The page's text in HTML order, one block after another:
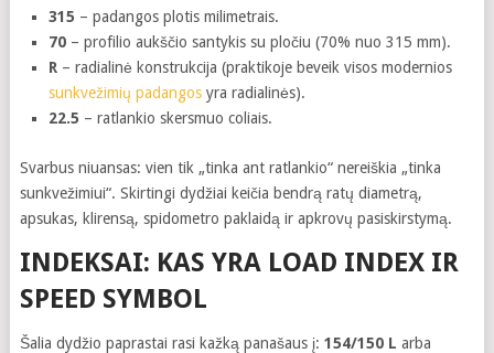
315 – padangos plotis milimetrais.
70 – profilio aukščio santykis su pločiu (70% nuo 315 mm).
R – radialinė konstrukcija (praktikoje beveik visos modernios
sunkvežimių padangos yra radialinės).
22.5 – ratlankio skersmuo coliais.
Svarbus niuansas: vien tik „tinka ant ratlankio“ nereiškia „tinka
sunkvežimiui“. Skirtingi dydžiai keičia bendrą ratų diametrą,
apsukas, klirensą, spidometro paklaidą ir apkrovų pasiskirstymą.
INDEKSAI: KAS YRA LOAD INDEX IR
SPEED SYMBOL
Šalia dydžio paprastai rasi kažką panašaus į: 154/150 L arba